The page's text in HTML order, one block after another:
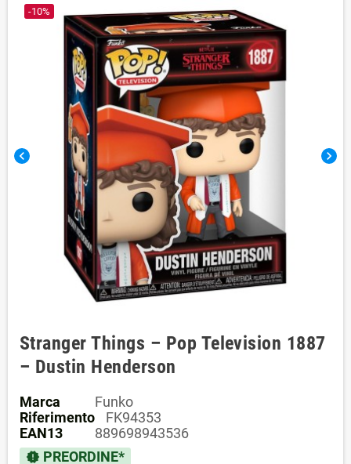
chevron_left chevron_right
-10%
Stranger Things – Pop Television 1887
– Dustin Henderson
Marca
Funko
Riferimento
FK94353
EAN13
889698943536
new_releases PREORDINE*